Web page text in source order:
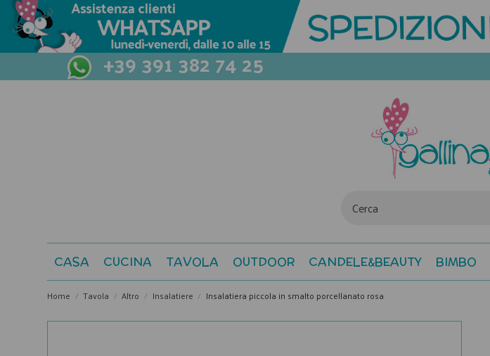
+39 391 382 74 25
CASA CUCINA TAVOLA OUTDOOR CANDELE&BEAUTY BIMBO
Home Tavola Altro Insalatiere Insalatiera piccola in smalto porcellanato rosa